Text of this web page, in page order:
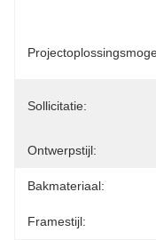
Sollicitatie:
Ontwerpstijl:
Bakmateriaal:
Framestijl: